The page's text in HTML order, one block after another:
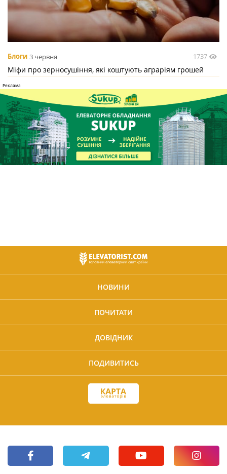
Блоги 3 червня 1737
Міфи про зерносушіння, які коштують аграріям грошей
НОВИНИ
ПОЧИТАТИ
ДОВІДНИК
ПОДИВИТИСЬ